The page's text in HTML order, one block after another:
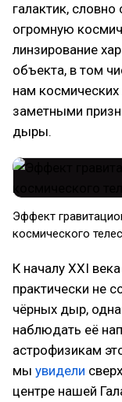
галактик,
огромную
линзирование
объекта, в том
нам
заметными
дыры.
Эффект
космического
К началу XXI
практически не
чёрных дыр,
наблюдать её
астрофизикам
мы увидели
центре нашей